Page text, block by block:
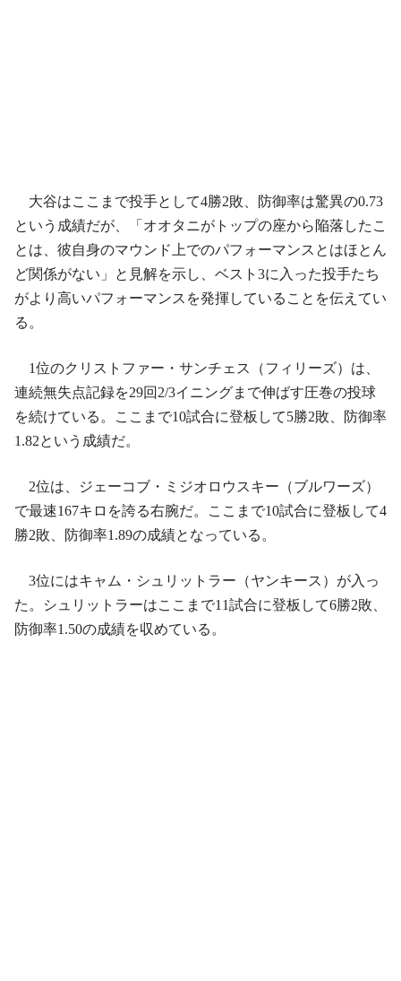
大谷はここまで投手として4勝2敗、防御率は驚異の0.73
という成績だが、「オオタニがトップの座から陥落したこ
とは、彼自身のマウンド上でのパフォーマンスとはほとん
ど関係がない」と見解を示し、ベスト3に入った投手たち
がより高いパフォーマンスを発揮していることを伝えてい
る。
1位のクリストファー・サンチェス（フィリーズ）は、
連続無失点記録を29回2/3イニングまで伸ばす圧巻の投球
を続けている。ここまで10試合に登板して5勝2敗、防御率
1.82という成績だ。
2位は、ジェーコブ・ミジオロウスキー（ブルワーズ）
で最速167キロを誇る右腕だ。ここまで10試合に登板して4
勝2敗、防御率1.89の成績となっている。
3位にはキャム・シュリットラー（ヤンキース）が入っ
た。シュリットラーはここまで11試合に登板して6勝2敗、
防御率1.50の成績を収めている。